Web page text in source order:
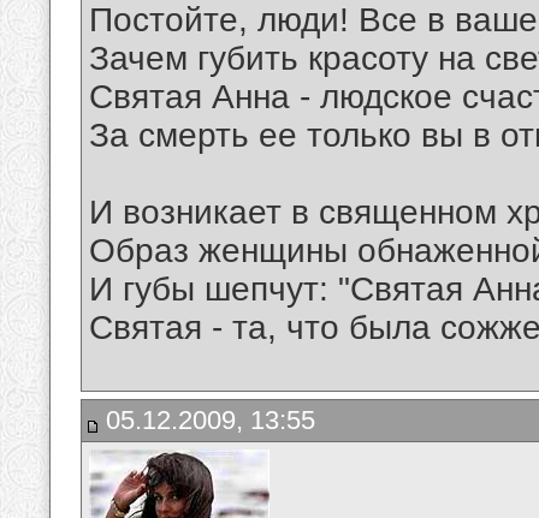
Постойте, люди! Все в
Зачем губить красоту на
Святая Анна - людское
За смерть ее только вы в
И возникает в священном
Образ женщины
И губы шепчут: "Святая
Святая - та, что была
05.12.2009, 13:55